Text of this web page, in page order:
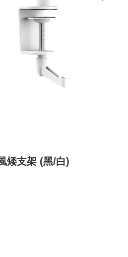
矮支架 (黑/白)